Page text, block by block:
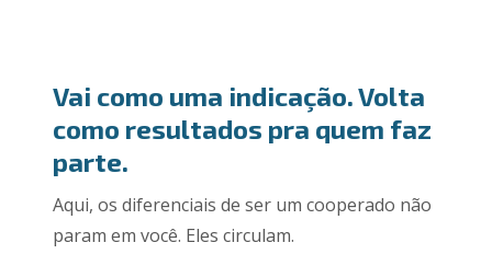
Vai como uma indicação. Volta
como resultados pra quem faz
parte.
Aqui, os diferenciais de ser um cooperado não
param em você. Eles circulam.